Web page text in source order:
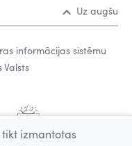
Uz augšu
informācijas sistēmu
Valsts
tikt izmantotas